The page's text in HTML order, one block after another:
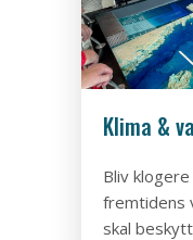
Klima &
Bliv
fremtidens
skal